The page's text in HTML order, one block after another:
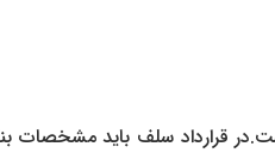
قرارداد سلف باید مشخصات